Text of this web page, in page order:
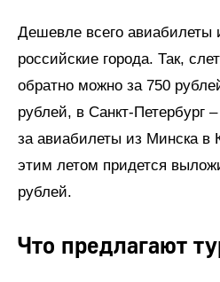
Дешевле всего авиабилеты
российские города. Так,
обратно можно за 750
рублей, в Санкт-Петербург
за авиабилеты из Минска в
этим летом придется
рублей.
Что предлагают